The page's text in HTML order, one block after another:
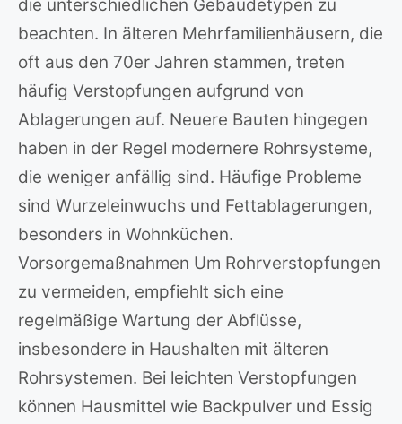
die unterschiedlichen Gebäudetypen zu
beachten. In älteren Mehrfamilienhäusern, die
oft aus den 70er Jahren stammen, treten
häufig Verstopfungen aufgrund von
Ablagerungen auf. Neuere Bauten hingegen
haben in der Regel modernere Rohrsysteme,
die weniger anfällig sind. Häufige Probleme
sind Wurzeleinwuchs und Fettablagerungen,
besonders in Wohnküchen.
Vorsorgemaßnahmen Um Rohrverstopfungen
zu vermeiden, empfiehlt sich eine
regelmäßige Wartung der Abflüsse,
insbesondere in Haushalten mit älteren
Rohrsystemen. Bei leichten Verstopfungen
können Hausmittel wie Backpulver und Essig